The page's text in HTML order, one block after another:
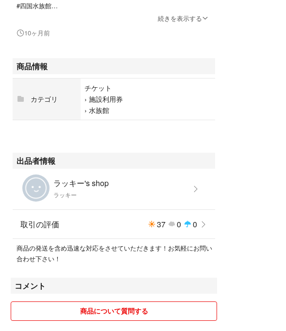
#四国水族館
#入場券
続きを表示する
10ヶ月前
商品情報
カテゴリ
チケット
› 施設利用券
› 水族館
出品者情報
ラッキー's shop
ラッキー
取引の評価 37 0 0
商品の発送を含め迅速な対応をさせていただきます！お気軽にお問い
合わせ下さい！
コメント
商品について質問する